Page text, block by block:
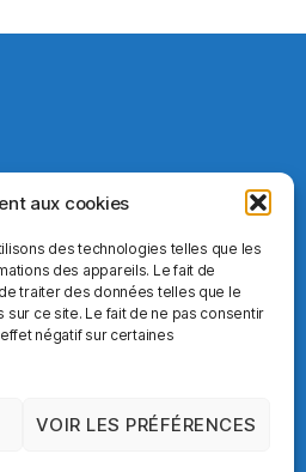
aux cookies
des technologies telles que les
des appareils. Le fait de
traiter des données telles que le
ce site. Le fait de ne pas consentir
négatif sur certaines
VOIR LES PRÉFÉRENCES